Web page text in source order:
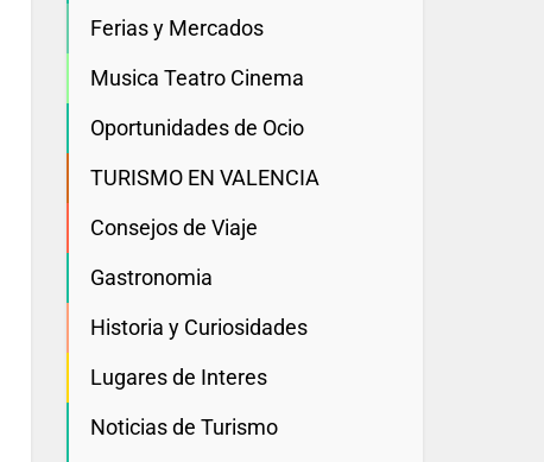
Ferias y Mercados
Musica Teatro Cinema
Oportunidades de Ocio
TURISMO EN VALENCIA
Consejos de Viaje
Gastronomia
Historia y Curiosidades
Lugares de Interes
Noticias de Turismo